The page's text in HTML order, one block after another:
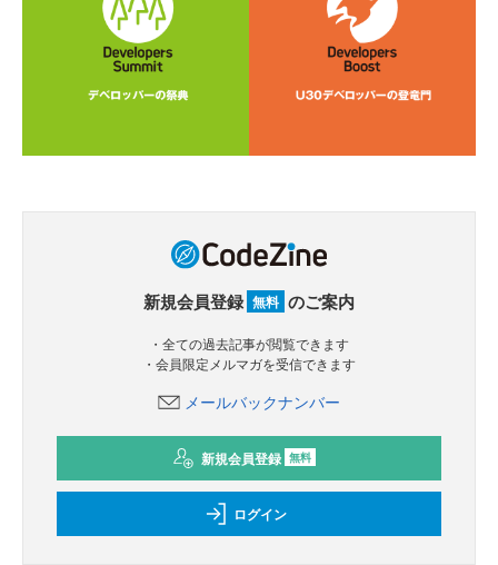
新規会員登録 無料 のご案内
・全ての過去記事が閲覧できます
・会員限定メルマガを受信できます
メールバックナンバー
新規会員登録 無料
ログイン